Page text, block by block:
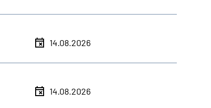
14.08.2026
14.08.2026